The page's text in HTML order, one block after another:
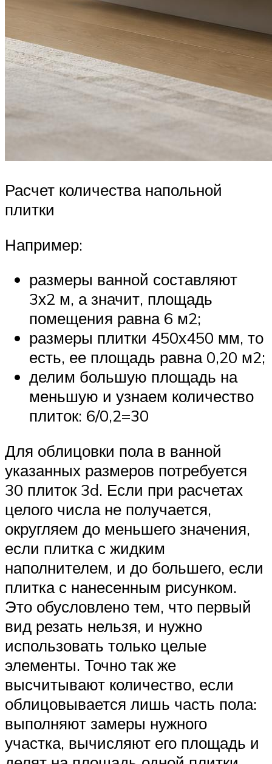
Расчет количества напольной
плитки
Например:
размеры ванной составляют
3х2 м, а значит, площадь
помещения равна 6 м2;
размеры плитки 450х450 мм, то
есть, ее площадь равна 0,20 м2;
делим большую площадь на
меньшую и узнаем количество
плиток: 6/0,2=30
Для облицовки пола в ванной
указанных размеров потребуется
30 плиток 3d. Если при расчетах
целого числа не получается,
округляем до меньшего значения,
если плитка с жидким
наполнителем, и до большего, если
плитка с нанесенным рисунком.
Это обусловлено тем, что первый
вид резать нельзя, и нужно
использовать только целые
элементы. Точно так же
высчитывают количество, если
облицовывается лишь часть пола:
выполняют замеры нужного
участка, вычисляют его площадь и